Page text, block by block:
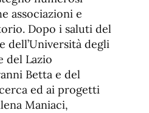
associazioni e
Dopo i saluti del
dell’Università degli
del Lazio
Betta e del
ed ai progetti
Maniaci,